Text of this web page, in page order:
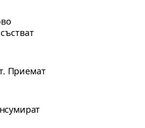
Приемат